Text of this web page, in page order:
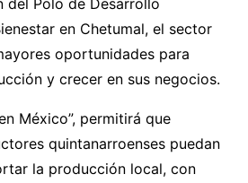
en Chetumal, el sector
oportunidades para
y crecer en sus negocios.
México”, permitirá que
quintanarroenses puedan
la producción local, con